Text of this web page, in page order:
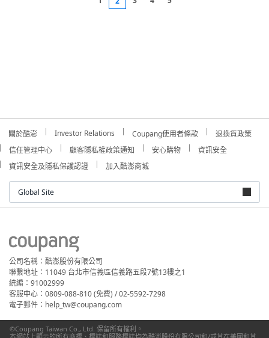
關於酷澎 Investor Relations Coupang使用者條款
退換貨政策
信任管理中心
顧客隱私權政策通知 安心購物
資訊安全
資訊安全及隱私保護認證
加入酷澎商城
Global Site
公司名稱：酷澎股份有限公司
聯繫地址：11049 台北市信義區信義路五段7號13樓之1
統編：91002999
客服中心：0809-088-810 (免費) / 02-5592-7298
電子郵件：help_tw@coupang.com
©Coupang Taiwan Co., Ltd. 保留所有權利。